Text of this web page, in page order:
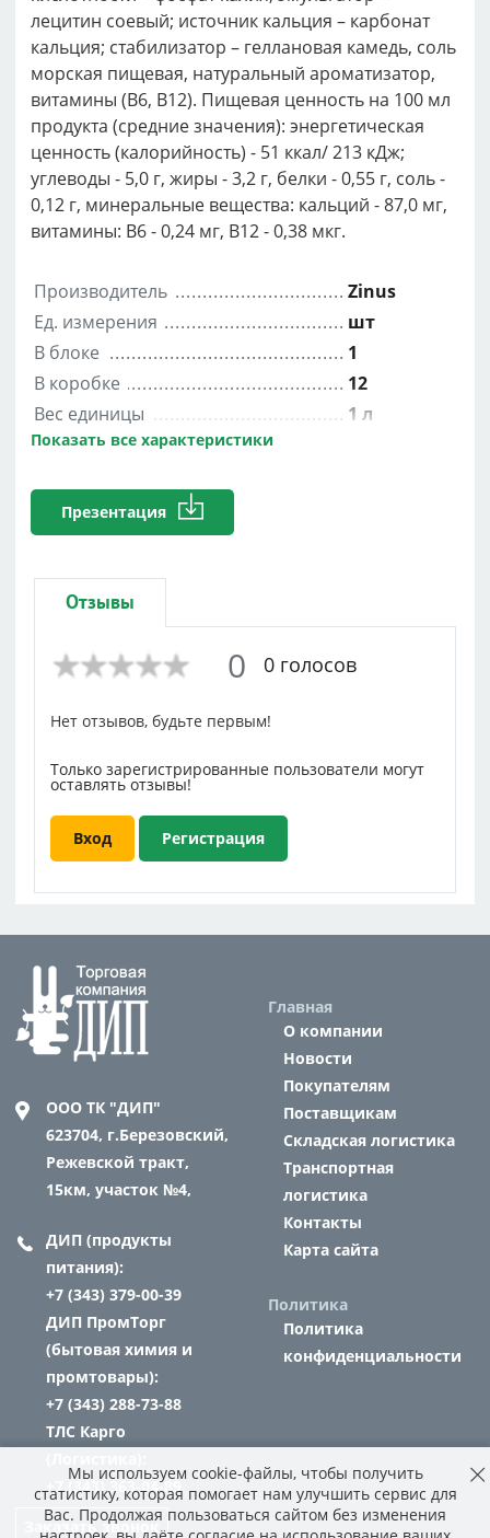
лецитин соевый; источник кальция – карбонат
кальция; стабилизатор – геллановая камедь, соль
морская пищевая, натуральный ароматизатор,
витамины (B6, В12). Пищевая ценность на 100 мл
продукта (средние значения): энергетическая
ценность (калорийность) - 51 ккал/ 213 кДж;
углеводы - 5,0 г, жиры - 3,2 г, белки - 0,55 г, соль -
0,12 г, минеральные вещества: кальций - 87,0 мг,
витамины: В6 - 0,24 мг, В12 - 0,38 мкг.
Производитель
Zinus
Ед. измерения
шт
В блоке
1
В коробке
12
Вес единицы
1 л
Показать все характеристики
Презентация
Отзывы
0 0 голосов
Нет отзывов, будьте первым!
Только зарегистрированные пользователи могут
оставлять отзывы!
Вход Регистрация
ООО ТК "ДИП"
623704, г.Березовский,
Режевской тракт,
15км, участок №4,
ДИП (продукты
питания):
+7 (343) 379-00-39
ДИП ПромТорг
(бытовая химия и
промтовары):
+7 (343) 288-73-88
ТЛС Карго
+7 (343) 363-04-89
Заказать звонок
Главная
О компании
Новости
Покупателям
Поставщикам
Складская логистика
Транспортная
логистика
Контакты
Карта сайта
Политика
Политика
конфиденциальности
Мы используем cookie-файлы, чтобы получить
статистику, которая помогает нам улучшить сервис для
Вас. Продолжая пользоваться сайтом без изменения